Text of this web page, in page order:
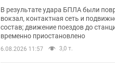
есть погибшие и раненые
В результате удара БПЛА были
вокзал, контактная сеть и
состав; движение поездов до
временно приостановлено
6.08.2026 11:57 3,0 т.